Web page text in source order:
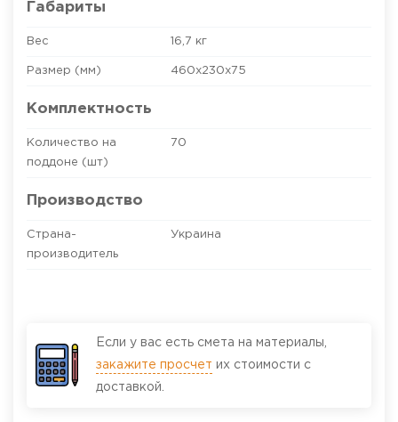
Габариты
Вес 16,7 кг
Размер (мм) 460х230х75
Комплектность
Количество на
поддоне (шт)
70
Производство
Страна-
производитель
Украина
Если у вас есть смета на материалы,
закажите просчет их стоимости с
доставкой.